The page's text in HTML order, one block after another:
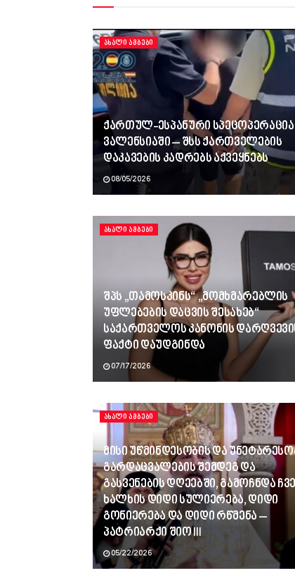
ᲐᲮᲐᲚᲘ ᲐᲛᲑᲔᲑᲘ
ქართულ-ესპანური სპეცოპერაცია
ვალენსიაში – შსს ქართველების
დაკავების კადრებს აქვეყნებს
08/05/2026
ᲐᲮᲐᲚᲘ ᲐᲛᲑᲔᲑᲘ
შპს „თამოსკინს“ „მომხმარებლის
უფლებების დაცვის შესახებ“
საქართველოს კანონის
ფაქტი დაუდგინდა
07/17/2026
ᲐᲮᲐᲚᲘ ᲐᲛᲑᲔᲑᲘ
მისი უწმინდესობის და
გარდაცვალების შემდეგ და
გასვენების დღეებში, გამოჩნდა
ხალხის დიდი სულიერება, დიდი
გონიერება და დიდი რწმენა –
პატრიარქი შიო III
05/22/2026